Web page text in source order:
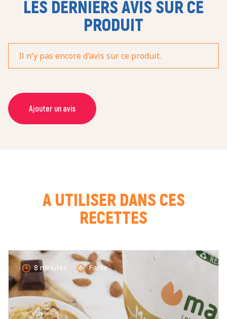
LES DERNIERS AVIS SUR CE
PRODUIT
Il n'y pas encore d'avis sur ce produit.
Ajouter un avis
NOM *
A UTILISER DANS CES
RECETTES
8 minutes Facile